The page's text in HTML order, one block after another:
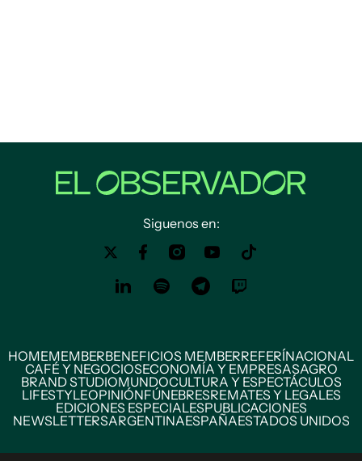
Siguenos en:
HOMEMEMBERBENEFICIOS MEMBERREFERÍNACIONAL
CAFÉ Y NEGOCIOSECONOMÍA Y EMPRESASAGRO
BRAND STUDIOMUNDOCULTURA Y ESPECTÁCULOS
LIFESTYLEOPINIÓNFÚNEBRESREMATES Y LEGALES
EDICIONES ESPECIALESPUBLICACIONES
NEWSLETTERSARGENTINAESPAÑAESTADOS UNIDOS